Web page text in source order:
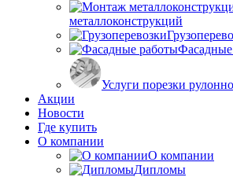
металлоконструкций
Услуги порезки
Акции
Новости
Где купить
О компании
О компании
Дипломы